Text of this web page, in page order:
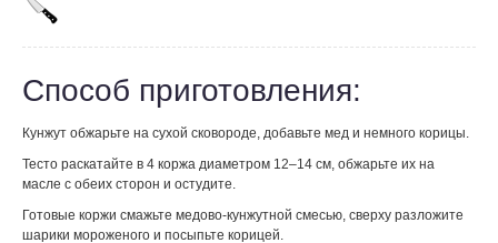
Способ приготовления:
Кунжут обжарьте на сухой сковороде, добавьте мед и немного корицы.
Тесто раскатайте в 4 коржа диаметром 12–14 см, обжарьте их на
масле с обеих сторон и остудите.
Готовые коржи смажьте медово-кунжутной смесью, сверху разложите
шарики мороженого и посыпьте корицей.